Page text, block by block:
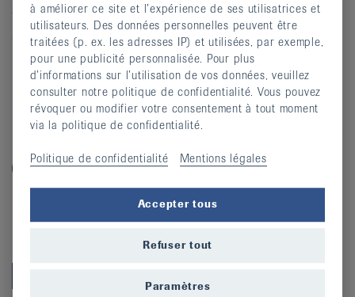
- Ecoute et conseils téléphoniques divers
- Possibilité d'obtenir une aide financière pour le
paiement des cours, selon décision d'octroi préalable.
Partager cette page:Facebook
TwitterTwitterEmail
à améliorer ce site et l’expérience de ses utilisatrices et
utilisateurs. Des données personnelles peuvent être
traitées (p. ex. les adresses IP) et utilisées, par exemple,
pour une publicité personnalisée. Pour plus
d’informations sur l’utilisation de vos données, veuillez
consulter notre politique de confidentialité. Vous pouvez
révoquer ou modifier votre consentement à tout moment
via la politique de confidentialité.
Politique de confidentialité Mentions légales
Accepter tous
Refuser tout
Paramètres